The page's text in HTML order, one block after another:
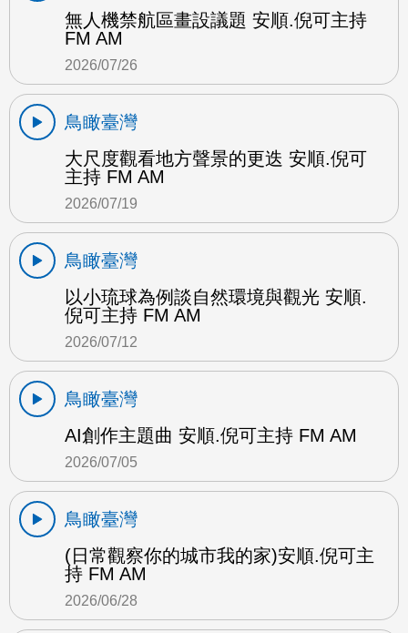
無人機禁航區畫設議題 安順.倪可主持
FM AM
2026/07/26
鳥瞰臺灣
大尺度觀看地方聲景的更迭 安順.倪可
主持 FM AM
2026/07/19
鳥瞰臺灣
以小琉球為例談自然環境與觀光 安順.
倪可主持 FM AM
2026/07/12
鳥瞰臺灣
AI創作主題曲 安順.倪可主持 FM AM
2026/07/05
鳥瞰臺灣
(日常觀察你的城市我的家)安順.倪可主
持 FM AM
2026/06/28